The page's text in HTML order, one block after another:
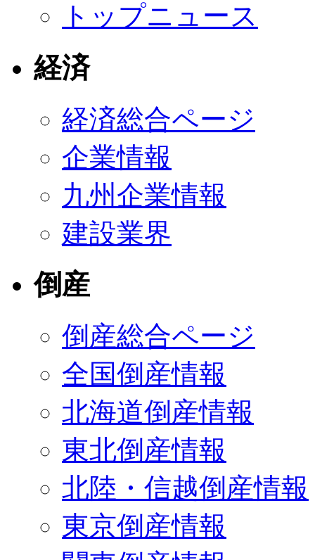
トップニュース
経済
経済総合ページ
企業情報
九州企業情報
建設業界
倒産
倒産総合ページ
全国倒産情報
北海道倒産情報
東北倒産情報
北陸・信越倒産情報
東京倒産情報